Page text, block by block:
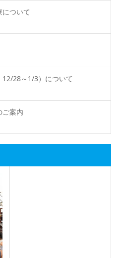
ついて
28～1/3）について
ご案内